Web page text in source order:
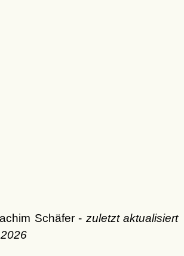
Schäfer - zuletzt aktualisiert